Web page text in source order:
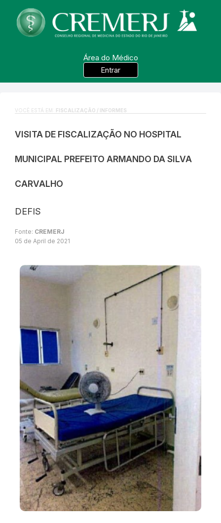
Área do Médico
Entrar
VOCÊ ESTÁ EM: FISCALIZAÇÃO / INFORMES
VISITA DE FISCALIZAÇÃO NO HOSPITAL
MUNICIPAL PREFEITO ARMANDO DA SILVA
CARVALHO
DEFIS
Fonte: CREMERJ
05 de April de 2021